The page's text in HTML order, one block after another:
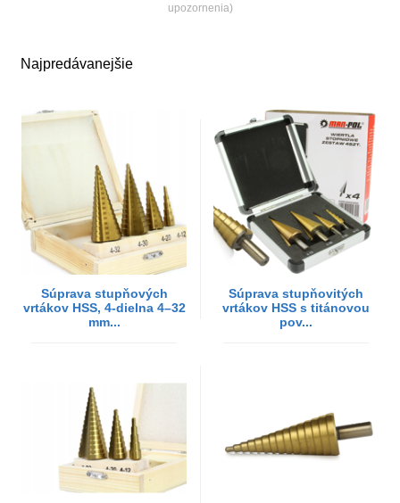
Najpredávanejšie
Súprava stupňových
vrtákov HSS, 4-dielna 4–32
mm...
Súprava stupňovitých
vrtákov HSS s titánovou
pov...
upozornenia)